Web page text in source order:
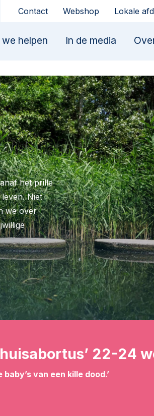
helpen In de media
Contact Webshop Lokale
het prille
Niet
we over
22-24
van een kille dood.’